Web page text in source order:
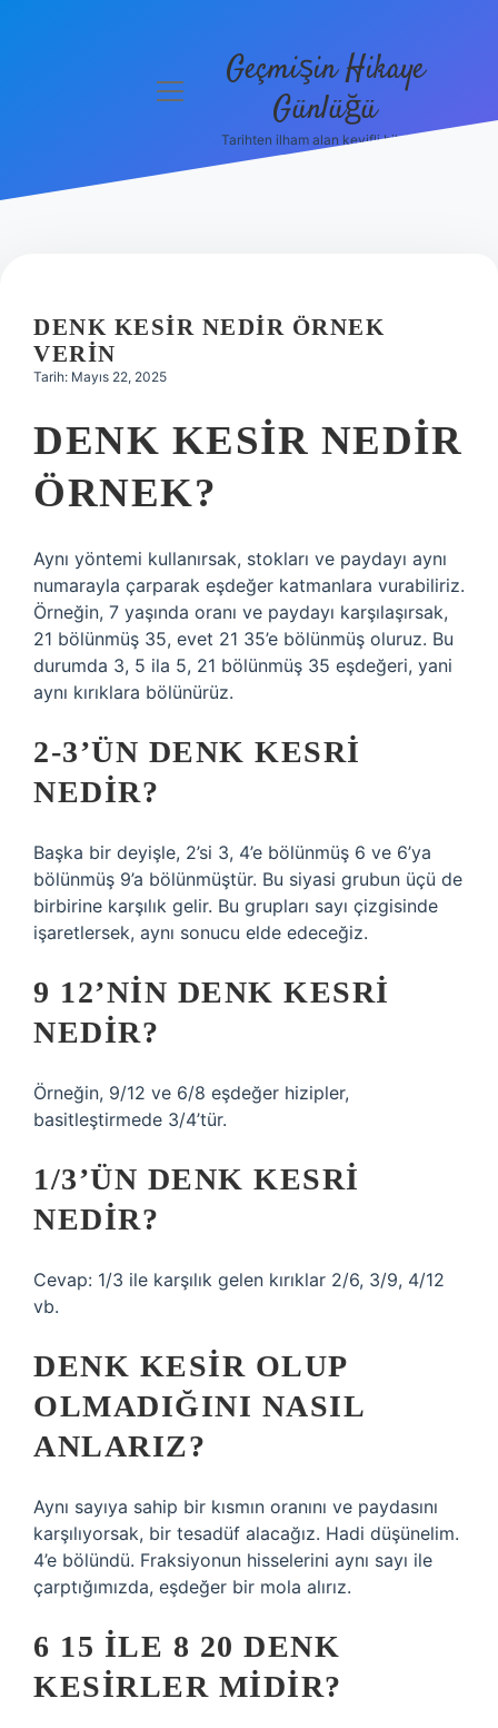
Hakkımızda
menüyü
Geçmişin Hikaye
Günlüğü
Tarihten ilham alan keyifli bilgiler!
DENK KESIR NEDIR ÖRNEK
VERIN
Tarih: Mayıs 22, 2025
DENK KESIR NEDIR
ÖRNEK?
Aynı yöntemi kullanırsak, stokları ve paydayı aynı
numarayla çarparak eşdeğer katmanlara vurabiliriz.
Örneğin, 7 yaşında oranı ve paydayı karşılaşırsak,
21 bölünmüş 35, evet 21 35’e bölünmüş oluruz. Bu
durumda 3, 5 ila 5, 21 bölünmüş 35 eşdeğeri, yani
aynı kırıklara bölünürüz.
2-3’ÜN DENK KESRI
NEDIR?
Başka bir deyişle, 2’si 3, 4’e bölünmüş 6 ve 6’ya
bölünmüş 9’a bölünmüştür. Bu siyasi grubun üçü de
birbirine karşılık gelir. Bu grupları sayı çizgisinde
işaretlersek, aynı sonucu elde edeceğiz.
9 12’NIN DENK KESRI
NEDIR?
Örneğin, 9/12 ve 6/8 eşdeğer hizipler,
basitleştirmede 3/4’tür.
1/3’ÜN DENK KESRI
NEDIR?
Cevap: 1/3 ile karşılık gelen kırıklar 2/6, 3/9, 4/12
vb.
DENK KESIR OLUP
OLMADIĞINI NASIL
ANLARIZ?
Aynı sayıya sahip bir kısmın oranını ve paydasını
karşılıyorsak, bir tesadüf alacağız. Hadi düşünelim.
4’e bölündü. Fraksiyonun hisselerini aynı sayı ile
çarptığımızda, eşdeğer bir mola alırız.
6 15 ILE 8 20 DENK
KESIRLER MIDIR?